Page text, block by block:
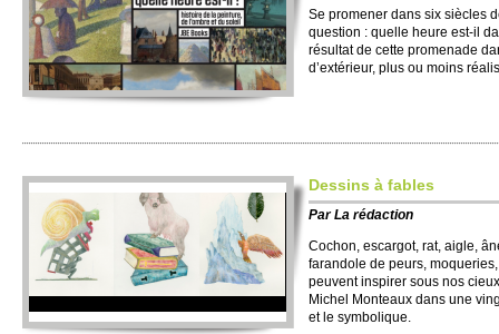
Se promener dans six siècles
question : quelle heure est-il
résultat de cette promenade
d’extérieur, plus ou moins
Dessins à fables
ParLa rédaction
Cochon, escargot, rat, aigle,
farandole de peurs,
peuvent inspirer sous nos
Michel Monteaux dans une
et le symbolique.